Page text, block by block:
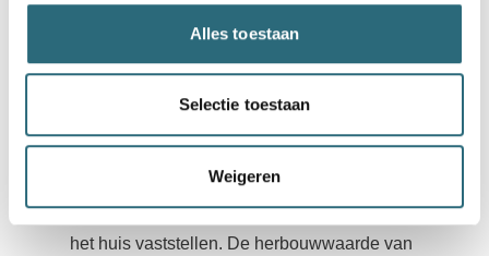
Alles toestaan
Selectie toestaan
Weigeren
Het verzekerde bedrag
vaststellen
Om de juiste opstalverzekering af te sluiten
het huis vaststellen. De herbouwwaarde van